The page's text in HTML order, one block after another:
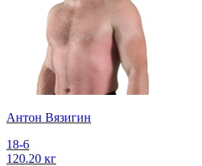
Антон Вязигин
18-6
120.20 кг